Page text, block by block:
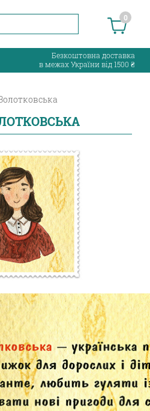
0
Безкоштовна доставка
в межах України від 1500 ₴